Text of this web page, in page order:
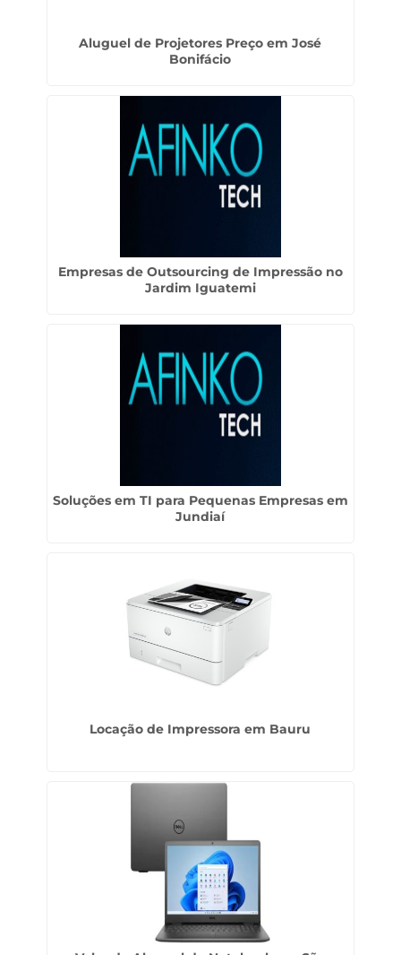
Aluguel de Projetores Preço em José
Bonifácio
Empresas de Outsourcing de Impressão no
Jardim Iguatemi
Soluções em TI para Pequenas Empresas em
Jundiaí
Locação de Impressora em Bauru